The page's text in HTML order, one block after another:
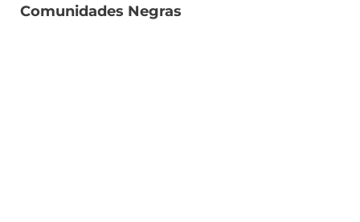
Comunidades Negras